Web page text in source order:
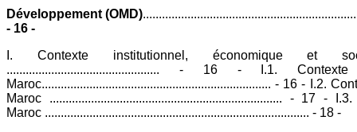
Développement (OMD)
- 16 -
I. Contexte institutionnel, économique et
................................................ - 16 - I.1.
Maroc........................................................................ - 16 - I.2.
Maroc ......................................................................... - 17 -
Maroc ................................................................................... - 18 -